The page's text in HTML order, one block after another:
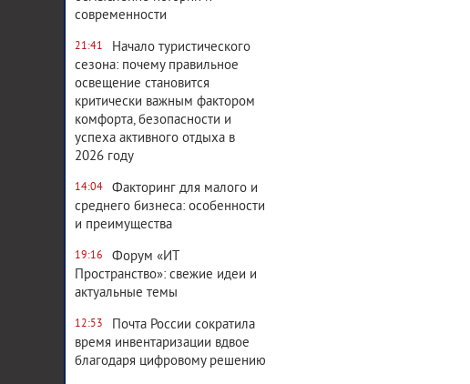
современности
21:41
Начало туристического
сезона: почему правильное
освещение становится
критически важным фактором
комфорта, безопасности и
успеха активного отдыха в
2026 году
14:04
Факторинг для малого и
среднего бизнеса: особенности
и преимущества
19:16
Форум «ИТ
Пространство»: свежие идеи и
актуальные темы
12:53
Почта России сократила
время инвентаризации вдвое
благодаря цифровому решению